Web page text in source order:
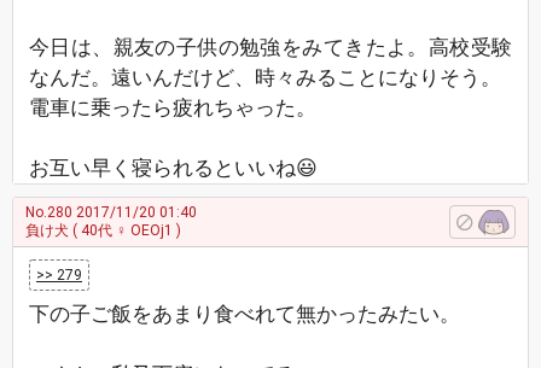
今日は、親友の子供の勉強をみてきたよ。高校受験
なんだ。遠いんだけど、時々みることになりそう。
電車に乗ったら疲れちゃった。
お互い早く寝られるといいね😃
No.280 2017/11/20 01:40
負け犬 ( 40代 ♀ OEOj1 )
>> 279
下の子ご飯をあまり食べれて無かったみたい。